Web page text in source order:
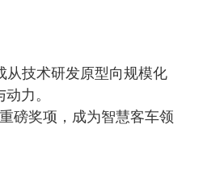
从技术研发原型向规模化
力。
磅奖项，成为智慧客车领